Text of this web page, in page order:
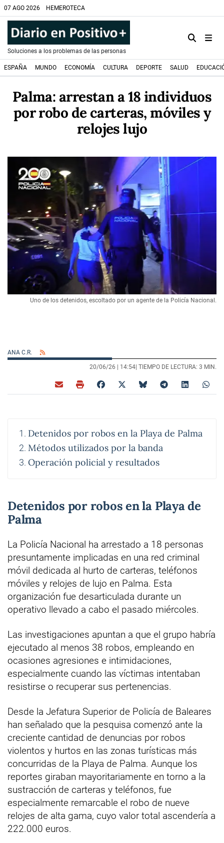
07 AGO 2026 HEMEROTECA
Soluciones a los problemas de las personas
ESPAÑA MUNDO ECONOMÍA CULTURA DEPORTE SALUD
Palma: arrestan a 18 individuos
por robo de carteras, móviles y
relojes lujo
Uno de los detenidos, escoltado por un agente de la Policía Nacional.
ANA C.R.
20/06/26 | 14:54| TIEMPO DE LECTURA: 3 MIN.
Detenidos por robos en la Playa de Palma
Métodos utilizados por la banda
Operación policial y resultados
Detenidos por robos en la Playa de
Palma
La Policía Nacional ha arrestado a 18 personas
presuntamente implicadas en una red criminal
móvil dedicada al hurto de carteras, teléfonos
móviles y relojes de lujo en Palma. Esta
organización fue desarticulada durante un
operativo llevado a cabo el pasado miércoles.
Las investigaciones apuntan a que el grupo habría
ejecutado al menos 38 robos, empleando en
ocasiones agresiones e intimidaciones,
especialmente cuando las víctimas intentaban
resistirse o recuperar sus pertenencias.
Desde la Jefatura Superior de Policía de Baleares
han señalado que la pesquisa comenzó ante la
creciente cantidad de denuncias por robos
violentos y hurtos en las zonas turísticas más
concurridas de la Playa de Palma. Aunque los
reportes giraban mayoritariamente en torno a la
sustracción de carteras y teléfonos, fue
especialmente remarcable el robo de nueve
relojes de alta gama, cuyo valor total ascendería a
222.000 euros.